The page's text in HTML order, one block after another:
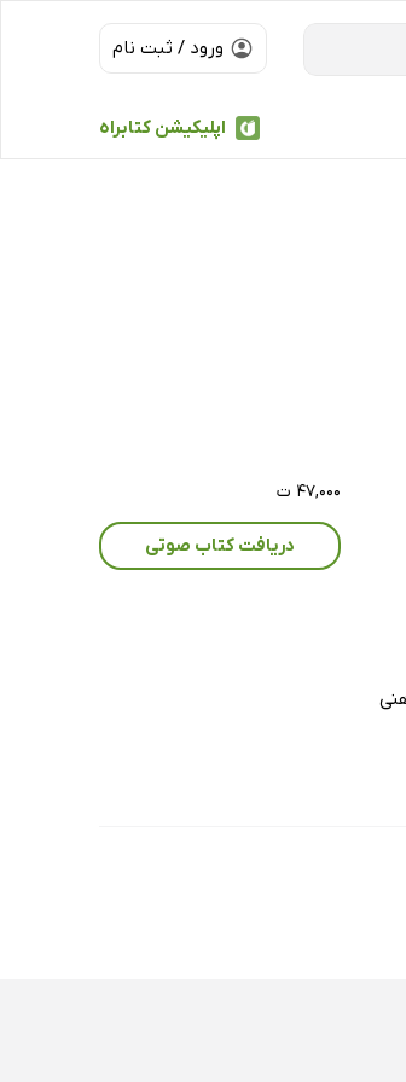
ورود / ثبت نام
اپلیکیشن کتابراه
۴۷,۰۰۰ ت
دریافت کتاب صوتی